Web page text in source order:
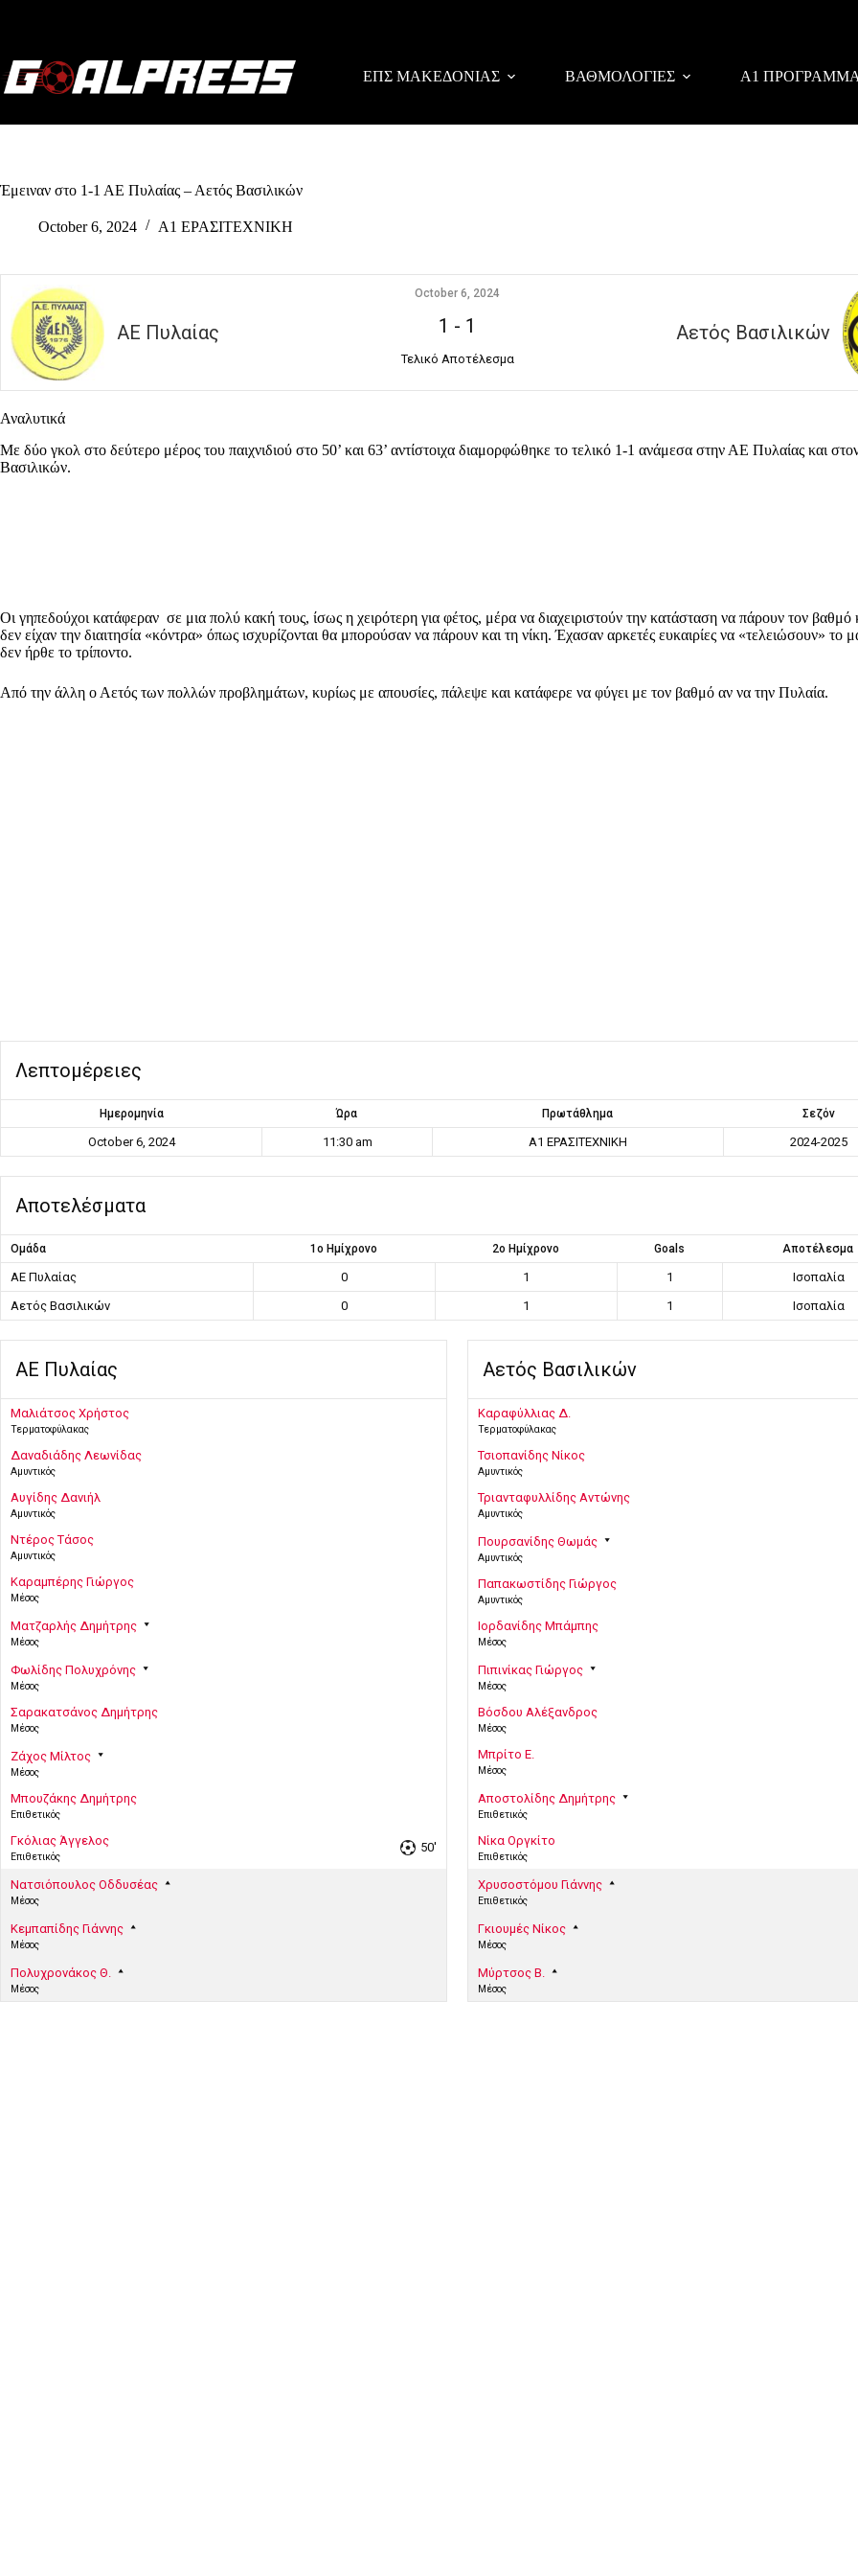
ΕΠΣ ΜΑΚΕΔΟΝΙΑΣ ΒΑΘΜΟΛΟΓΙΕΣ Α1
Έμειναν στο 1-1 ΑΕ Πυλαίας – Αετός Βασιλικών
October 6, 2024 Α1 ΕΡΑΣΙΤΕΧΝΙΚΗ
ΑΕ Πυλαίας Αετός Βασιλικών
October 6, 2024
1 - 1
Τελικό Αποτέλεσμα
Αναλυτικά
Με δύο γκολ στο δεύτερο μέρος του παιχνιδιού στο 50’ και 63’ αντίστοιχα διαμορφώθηκε το τελικό 1-1 ανάμεσα στην ΑΕ Πυλαίας και
Βασιλικών.
Οι γηπεδούχοι κατάφεραν σε μια πολύ κακή τους, ίσως η χειρότερη για φέτος, μέρα να διαχειριστούν την κατάσταση να πάρουν τον βαθμό
δεν είχαν την διαιτησία «κόντρα» όπως ισχυρίζονται θα μπορούσαν να πάρουν και τη νίκη. Έχασαν αρκετές ευκαιρίες να «τελειώσουν» το
δεν ήρθε το τρίποντο.
Από την άλλη ο Αετός των πολλών προβλημάτων, κυρίως με απουσίες, πάλεψε και κατάφερε να φύγει με τον βαθμό αν να την Πυλαία.
Λεπτομέρειες
Ημερομηνία Ώρα Πρωτάθλημα Σεζόν
October 6, 2024 11:30 am Α1 ΕΡΑΣΙΤΕΧΝΙΚΗ 2024-2025
Αποτελέσματα
Ομάδα 1ο Ημίχρονο 2ο Ημίχρονο Goals Αποτέλεσμα
ΑΕ Πυλαίας 0 1 1
Ισοπαλία
Αετός Βασιλικών
0 1 1 Ισοπαλία
ΑΕ Πυλαίας
Μαλιάτσος Χρήστος
Τερματοφύλακας
Δαναδιάδης Λεωνίδας
Αμυντικός
Αυγίδης Δανιήλ
Αμυντικός
Ντέρος Τάσος
Αμυντικός
Καραμπέρης Γιώργος
Μέσος
Ματζαρλής Δημήτρης
Μέσος
Φωλίδης Πολυχρόνης
Μέσος
Σαρακατσάνος Δημήτρης
Μέσος
Ζάχος Μίλτος
Μέσος
Μπουζάκης Δημήτρης
Επιθετικός
Γκόλιας Άγγελος
Επιθετικός
50'
Νατσιόπουλος Οδδυσέας
Μέσος
Κεμπαπίδης Γιάννης
Μέσος
Πολυχρονάκος Θ.
Μέσος
Αετός Βασιλικών
Καραφύλλιας Δ.
Τερματοφύλακας
Τσιοπανίδης Νίκος
Αμυντικός
Τριανταφυλλίδης Αντώνης
Αμυντικός
Πουρσανίδης Θωμάς
Αμυντικός
Παπακωστίδης Γιώργος
Αμυντικός
Ιορδανίδης Μπάμπης
Μέσος
Πιπινίκας Γιώργος
Μέσος
Βόσδου Αλέξανδρος
Μέσος
Μπρίτο Ε.
Μέσος
Αποστολίδης Δημήτρης
Επιθετικός
Νίκα Οργκίτο
Επιθετικός
Χρυσοστόμου Γιάννης
Επιθετικός
Γκιουμές Νίκος
Μέσος
Μύρτσος Β.
Μέσος